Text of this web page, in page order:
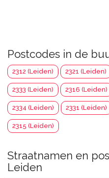
Postcodes in de
2312 (Leiden) 2321 (Leiden)
2333 (Leiden) 2316 (Leiden)
2334 (Leiden) 2331 (Leiden)
2315 (Leiden)
Straatnamen en
Leiden